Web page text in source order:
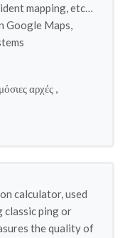
mapping, etc…
Google Maps,
αρχές ,
calculator, used
classic ping or
the quality of